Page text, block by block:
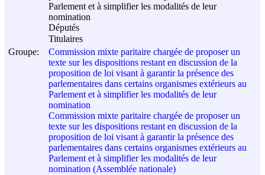
Parlement et à simplifier les modalités de leur
nomination
Députés
Titulaires
Groupe:
Commission mixte paritaire chargée de proposer un
texte sur les dispositions restant en discussion de la
proposition de loi visant à garantir la présence des
parlementaires dans certains organismes extérieurs au
Parlement et à simplifier les modalités de leur
nomination
Commission mixte paritaire chargée de proposer un
texte sur les dispositions restant en discussion de la
proposition de loi visant à garantir la présence des
parlementaires dans certains organismes extérieurs au
Parlement et à simplifier les modalités de leur
nomination (Assemblée nationale)